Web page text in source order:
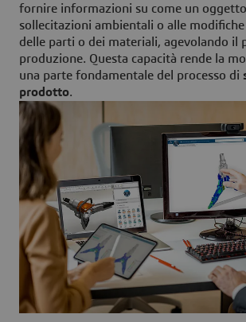
fornire informazioni su come un
sollecitazioni ambientali o alle
delle parti o dei materiali, agevolando il
produzione. Questa capacità rende la
una parte fondamentale del processo di
prodotto.